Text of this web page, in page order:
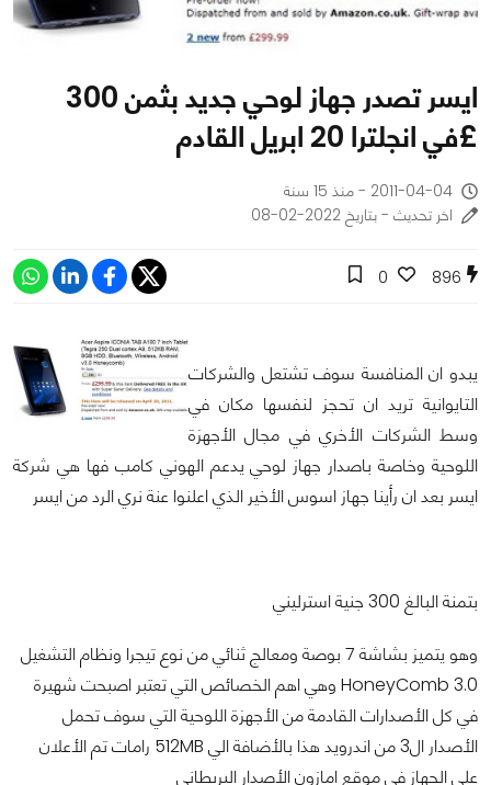
ايسر تصدر جهاز لوحي جديد بثمن 300
£في انجلترا 20 ابريل القادم
2011-04-04 - منذ 15 سنة
اخر تحديث - بتاريخ 2022-02-08
896
0
يبدو ان المنافسة سوف تشتعل والشركات
التايوانية تريد ان تحجز لنفسها مكان في
وسط الشركات الأخري في مجال الأجهزة
اللوحية وخاصة باصدار جهاز لوحي يدعم الهوني كامب فها هي شركة
ايسر بعد ان رأينا جهاز اسوس الأخير الذي اعلنوا عنة نري الرد من ايسر
بتمنة البالغ 300 جنية استرليني
وهو يتميز بشاشة 7 بوصة ومعالج ثنائي من نوع تيجرا ونظام التشغيل
HoneyComb 3.0 وهي اهم الخصائص التي تعتبر اصبحت شهيرة
في كل الأصدارات القادمة من الأجهزة اللوحية التي سوف تحمل
الأصدار ال3 من اندرويد هذا بالأضافة الي 512MB رامات تم الأعلان
علي الجهاز في موقع امازون الأصدار البريطاني